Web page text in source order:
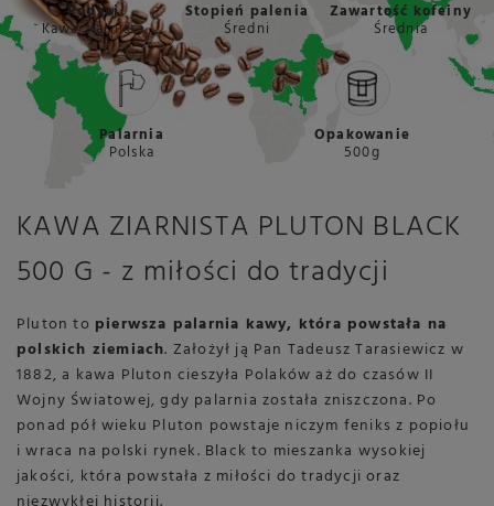
Rodzaj
Kawa ziarnista
Stopień palenia
Średni
Zawartość kofeiny
Średnia
Palarnia
Polska
Opakowanie
500g
KAWA ZIARNISTA PLUTON BLACK
500 G - z miłości do tradycji
Pluton to pierwsza palarnia kawy, która powstała na
polskich ziemiach. Założył ją Pan Tadeusz Tarasiewicz w
1882, a kawa Pluton cieszyła Polaków aż do czasów II
Wojny Światowej, gdy palarnia została zniszczona. Po
ponad pół wieku Pluton powstaje niczym feniks z popiołu
i wraca na polski rynek. Black to mieszanka wysokiej
jakości, która powstała z miłości do tradycji oraz